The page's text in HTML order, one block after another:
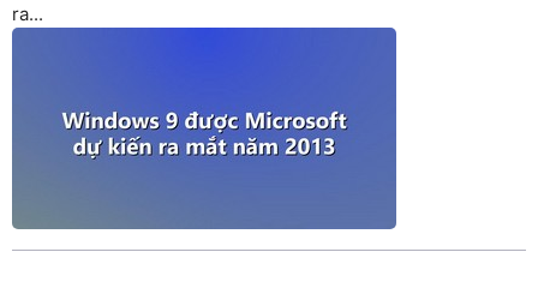
ra...